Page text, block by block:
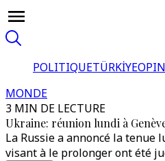
POLITIQUETÜRKİYE
MONDE
3 MIN DE LECTURE
Ukraine: réunion lundi à
La Russie a annoncé la tenue
visant à le prolonger ont été